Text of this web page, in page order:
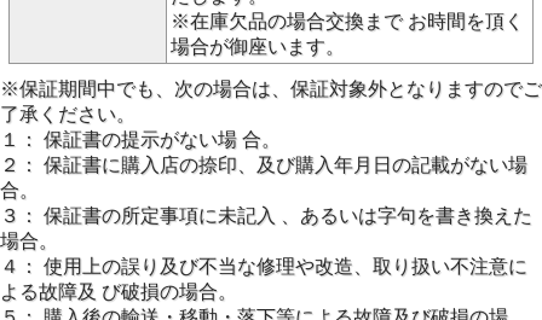
※在庫欠品の場合交換まで お時間を頂く
場合が御座います。
※保証期間中でも、次の場合は、保証対象外となりますのでご
了承ください。
１： 保証書の提示がない場 合。
２： 保証書に購入店の捺印、及び購入年月日の記載がない場
合。
３： 保証書の所定事項に未記入 、あるいは字句を書き換えた
場合。
４： 使用上の誤り及び不当な修理や改造、取り扱い不注意に
よる故障及 び破損の場合。